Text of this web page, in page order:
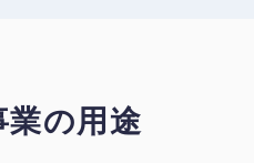
の用途